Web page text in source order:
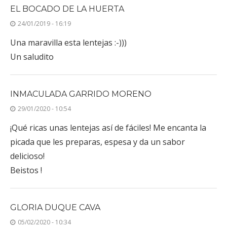
EL BOCADO DE LA HUERTA
24/01/2019 - 16:19
Una maravilla esta lentejas :-)))
Un saludito
INMACULADA GARRIDO MORENO
29/01/2020 - 10:54
¡Qué ricas unas lentejas así de fáciles! Me encanta la
picada que les preparas, espesa y da un sabor
delicioso!
Beistos !
GLORIA DUQUE CAVA
05/02/2020 - 10:34